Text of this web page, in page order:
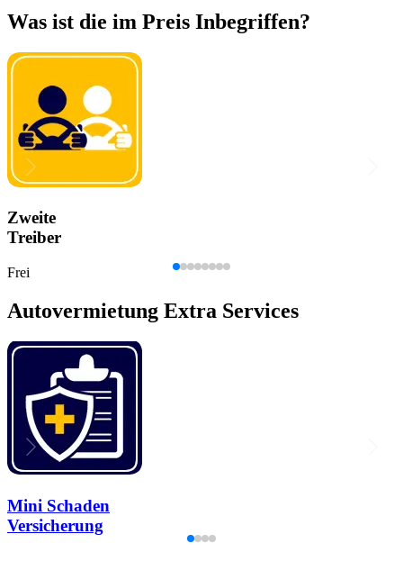
Was ist die im Preis Inbegriffen?
Zweite
Treiber
Frei
Autovermietung Extra Services
Mini Schaden
Versicherung